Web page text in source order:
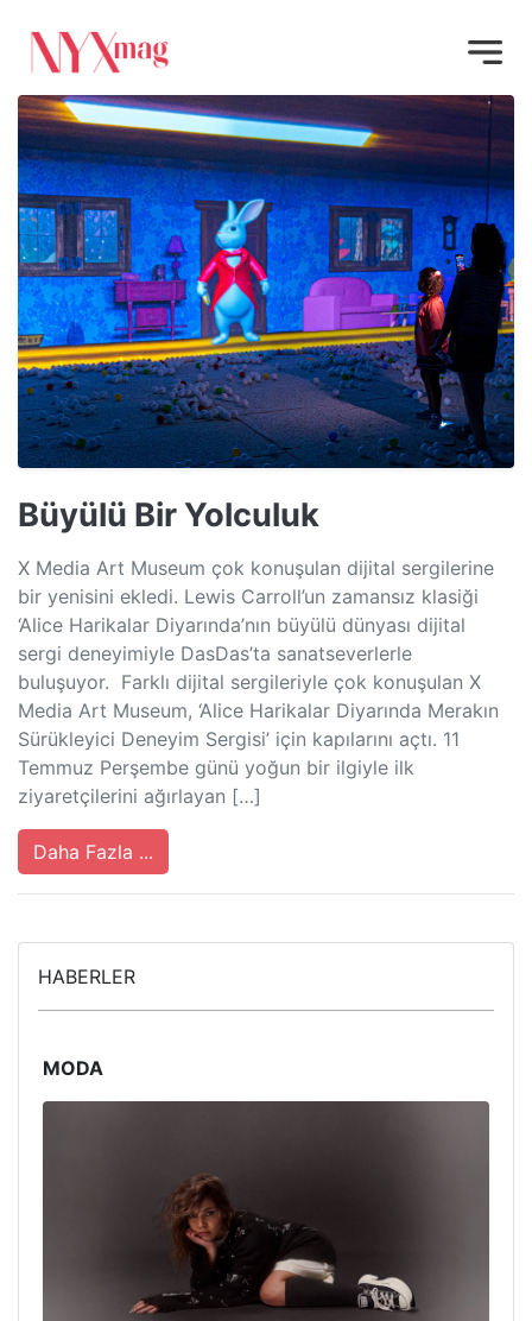
Büyülü Bir Yolculuk
X Media Art Museum çok konuşulan dijital sergilerine
bir yenisini ekledi. Lewis Carroll’un zamansız klasiği
‘Alice Harikalar Diyarında’nın büyülü dünyası dijital
sergi deneyimiyle DasDas’ta sanatseverlerle
buluşuyor. Farklı dijital sergileriyle çok konuşulan X
Media Art Museum, ‘Alice Harikalar Diyarında Merakın
Sürükleyici Deneyim Sergisi’ için kapılarını açtı. 11
Temmuz Perşembe günü yoğun bir ilgiyle ilk
ziyaretçilerini ağırlayan […]
Daha Fazla ...
HABERLER
MODA